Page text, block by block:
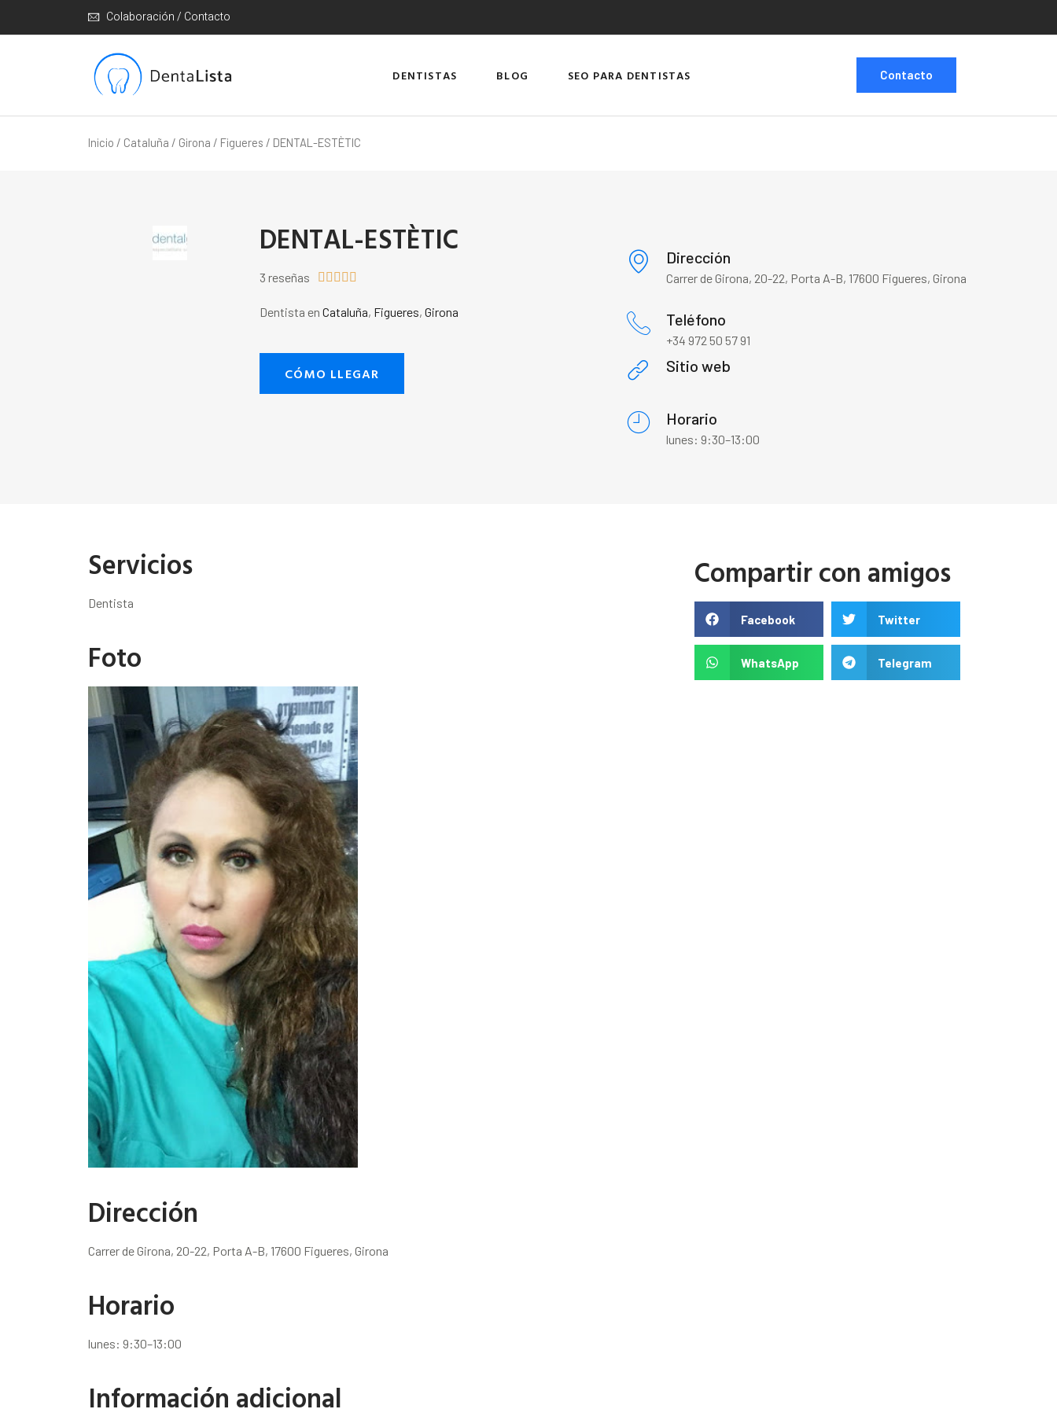
Colaboración / Contacto
DENTISTAS BLOG SEO PARA DENTISTAS Contacto
Inicio / Cataluña / Girona / Figueres / DENTAL-ESTÈTIC
DENTAL-ESTÈTIC
3 reseñas     
Dentista enCataluña, Figueres,Girona
CÓMO LLEGAR
Dirección
Carrer de Girona, 20-22, Porta A-B, 17600 Figueres, Girona
Teléfono
+34 972 50 57 91
Sitio web
Horario
lunes: 9:30–13:00
Servicios
Dentista
Foto
Dirección
Carrer de Girona, 20-22, Porta A-B, 17600 Figueres, Girona
Horario
lunes: 9:30–13:00
Información adicional
Compartir con amigos
Facebook Twitter
WhatsApp Telegram